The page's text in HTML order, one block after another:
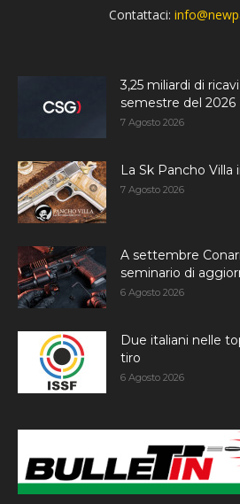
Contattaci:
3,25 miliardi di
semestre del 2026
7 Agosto 2026
La Sk Pancho
7 Agosto 2026
A settembre
seminario di
6 Agosto 2026
Due italiani nelle
tiro
6 Agosto 2026